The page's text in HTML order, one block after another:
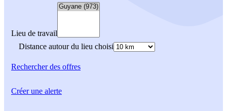
Lieu de travail
Distance autour du lieu choisi
Rechercherdes offres
Créer une alerte